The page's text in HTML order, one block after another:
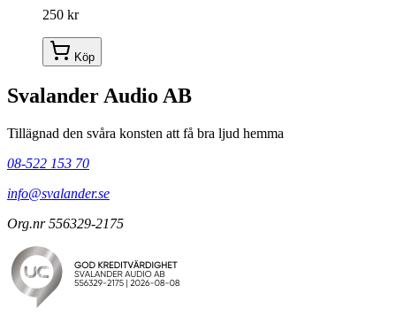
250 kr
Köp
Svalander Audio AB
Tillägnad den svåra konsten att få bra ljud hemma
08-522 153 70
info@svalander.se
Org.nr 556329-2175